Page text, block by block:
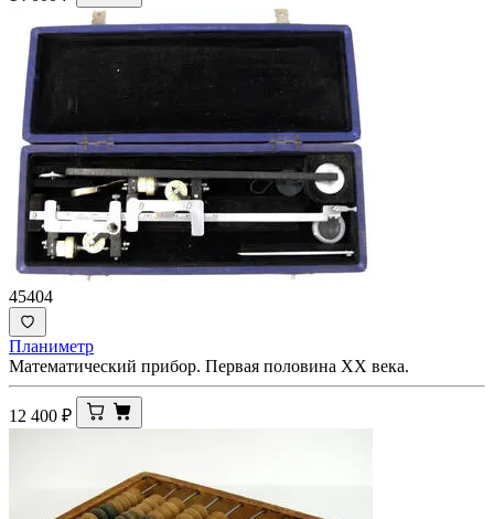
45404
Планиметр
Математический прибор. Первая половина ХХ века.
12 400 ₽